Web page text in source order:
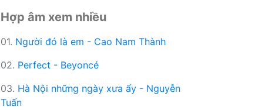
Hợp âm xem nhiều
01. Người đó là em - Cao Nam Thành
02. Perfect - Beyoncé
03. Hà Nội những ngày xưa ấy - Nguyễn
Tuấn